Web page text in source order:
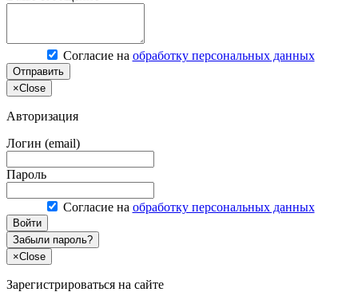
Согласие на обработку персональных данных
Отправить
×Close
Авторизация
Логин (email)
Пароль
Согласие на обработку персональных данных
Войти
Забыли пароль?
×Close
Зарегистрироваться на сайте